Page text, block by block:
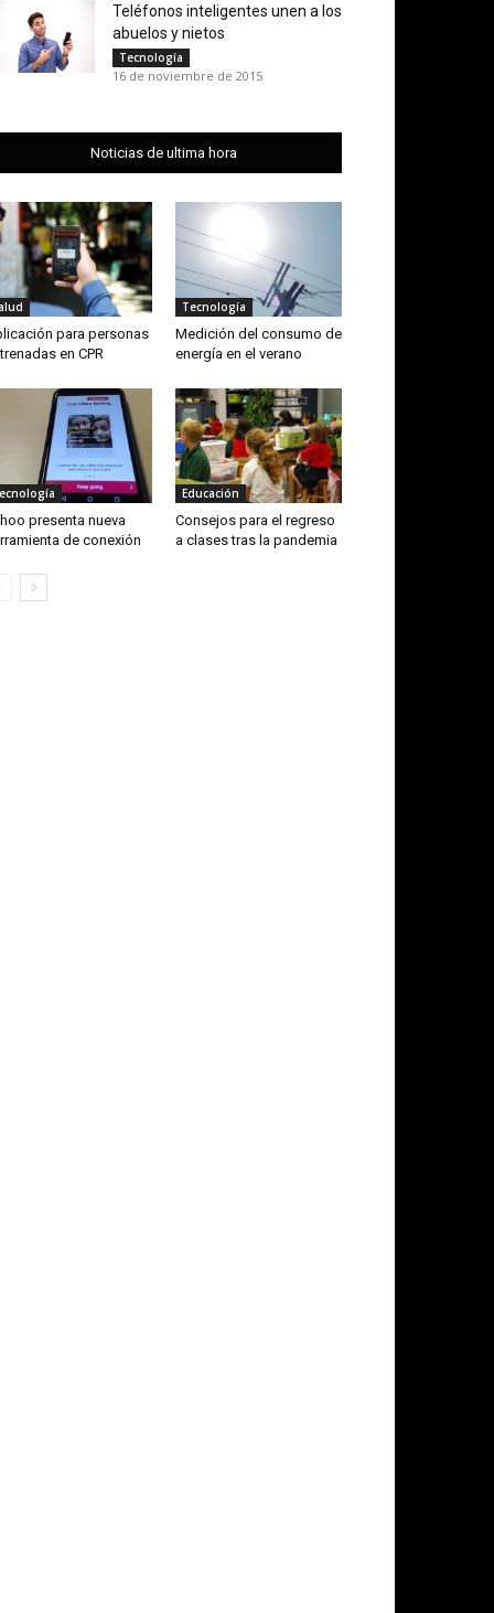
Teléfonos inteligentes unen a los
abuelos y nietos
Tecnología
16 de noviembre de 2015
Noticias de ultima hora
para personas
en CPR
Tecnología
Medición del consumo de
energía en el verano
presenta nueva
de conexión
Educación
Consejos para el regreso
a clases tras la pandemia